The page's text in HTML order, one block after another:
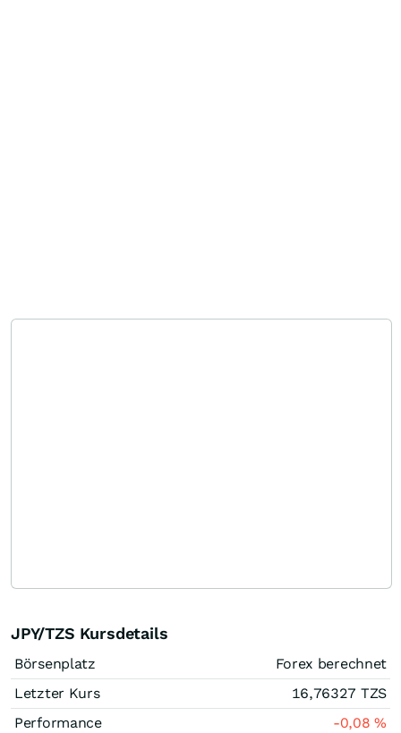
JPY/TZS Kursdetails
Börsenplatz
Forex berechnet
Letzter Kurs
16,76327 TZS
Performance
-0,08%